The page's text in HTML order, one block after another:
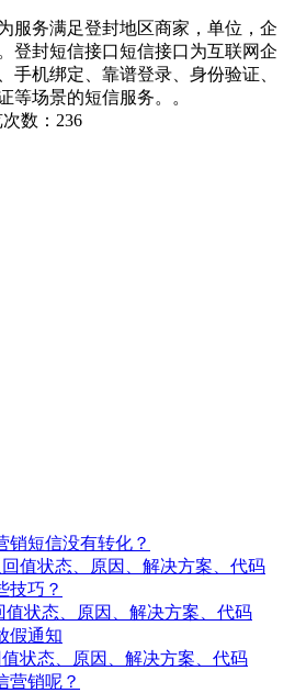
服务满足登封地区商家，单位，企
登封短信接口短信接口为互联网企
手机绑定、靠谱登录、身份验证、
等场景的短信服务。。
数：236
销短信没有转化？
值状态、原因、解决方案、代码
技巧？
值状态、原因、解决方案、代码
假通知
状态、原因、解决方案、代码
营销呢？